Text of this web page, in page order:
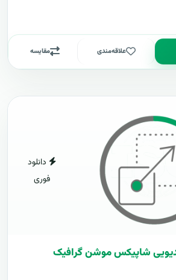
علاقه‌مندی مقایسه
دانلود
فوری